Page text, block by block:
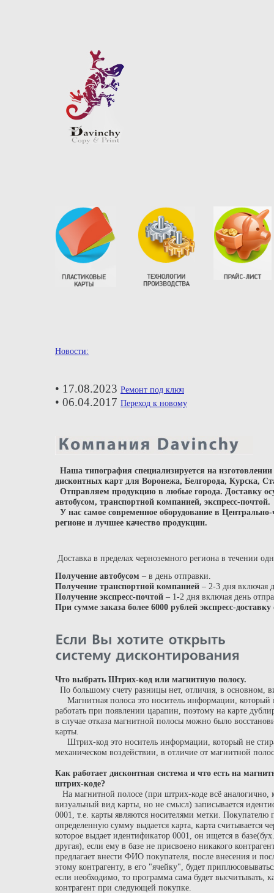
Новости:
• 17.08.2023 Ремонт под ключ
• 06.04.2017 Переход к новому
Наша типография специализируется на
дисконтных карт для Воронежа, Белгорода, Курска,
Отправляем продукцию в любые города. Доставку
автобусом, транспортной компанией, экспресс-почтой.
У нас самое современное оборудование в
регионе и лучшее качество продукции.
Доставка в пределах черноземного региона в течении
Получение автобусом – в день отправки.
Получение транспортной компанией – 2-3 дня включая
Получение экспресс-почтой – 1-2 дня включая день
При сумме заказа более 6000 рублей экспресс-
Что выбрать Штрих-код или магнитную полосу.
По большому счету разницы нет, отличия, в основном,
Магнитная полоса это носитель информации, который
работать при появлении царапин, поэтому на карте
в случае отказа магнитной полосы можно было
карты.
Штрих-код это носитель информации, который не
механическом воздействии, в отличие от магнитной
Как работает дисконтная система и что есть на
штрих-коде?
На магнитной полосе (при штрих-коде всё аналогично,
визуальный вид карты, но не смысл) записывается
0001, т.е. карты являются носителями метки. Покупателю
определенную сумму выдается карта, карта считывается
которое выдает идентификатор 0001, он ищется в
другая), если ему в базе не присвоено никакого
предлагает внести ФИО покупателя, после внесения и
этому контрагенту, в его "ячейку", будет
если необходимо, то программа сама будет высчитывать,
контрагент при следующей покупке.